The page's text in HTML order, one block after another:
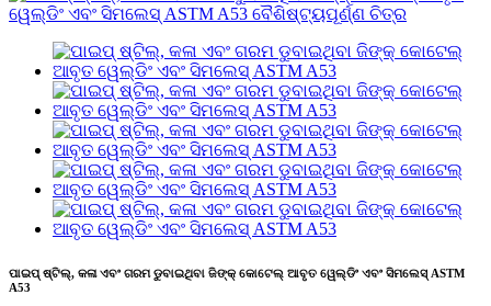
ପାଇପ୍ ଷ୍ଟିଲ୍, କଳା ଏବଂ ଗରମ ଡୁବାଇଥିବା ଜିଙ୍କ୍ କୋଟେଲ୍ ଆବୃତ ୱେଲ୍ଡିଂ ଏବଂ ସିମଲେସ୍ ASTM
A53